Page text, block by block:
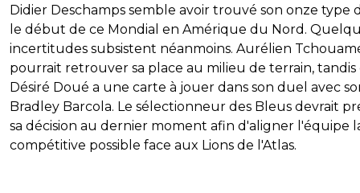
Didier Deschamps semble avoir trouvé son onze type
le début de ce Mondial en Amérique du Nord.
incertitudes subsistent néanmoins. Aurélien
pourrait retrouver sa place au milieu de terrain,
Désiré Doué a une carte à jouer dans son duel avec
Bradley Barcola. Le sélectionneur des Bleus devrait
sa décision au dernier moment afin d'aligner l'équipe
compétitive possible face aux Lions de l'Atlas.